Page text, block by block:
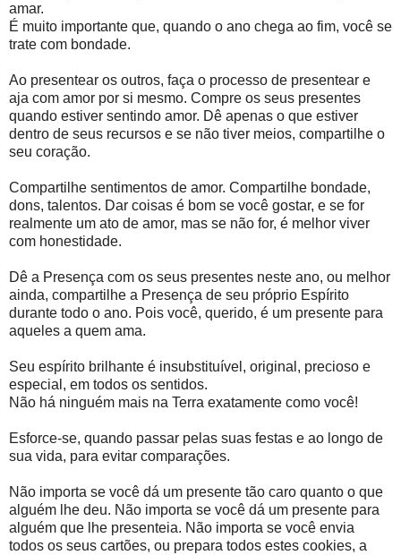
amar.
É muito importante que, quando o ano chega ao fim, você se
trate com bondade.
Ao presentear os outros, faça o processo de presentear e
aja com amor por si mesmo. Compre os seus presentes
quando estiver sentindo amor. Dê apenas o que estiver
dentro de seus recursos e se não tiver meios, compartilhe o
seu coração.
Compartilhe sentimentos de amor. Compartilhe bondade,
dons, talentos. Dar coisas é bom se você gostar, e se for
realmente um ato de amor, mas se não for, é melhor viver
com honestidade.
Dê a Presença com os seus presentes neste ano, ou melhor
ainda, compartilhe a Presença de seu próprio Espírito
durante todo o ano. Pois você, querido, é um presente para
aqueles a quem ama.
Seu espírito brilhante é insubstituível, original, precioso e
especial, em todos os sentidos.
Não há ninguém mais na Terra exatamente como você!
Esforce-se, quando passar pelas suas festas e ao longo de
sua vida, para evitar comparações.
Não importa se você dá um presente tão caro quanto o que
alguém lhe deu. Não importa se você dá um presente para
alguém que lhe presenteia. Não importa se você envia
todos os seus cartões, ou prepara todos estes cookies, a